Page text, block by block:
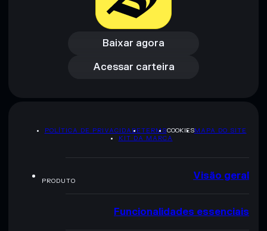
Baixar agora
Baixar agora
Acessar carteira
Acessar carteira
POLÍTICA DE PRIVACIDADETERMSCOOKIESMAPA DO SITE
KIT DA MARCA
PRODUTO Visão geral
Funcionalidades essenciais